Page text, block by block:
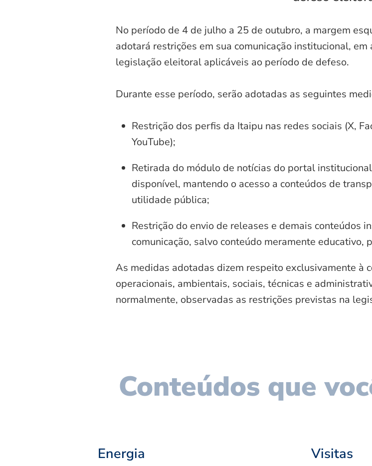
No período de 4 de julho a 25 de outubro, a margem
adotará restrições em sua comunicação institucional,
legislação eleitoral aplicáveis ao período de defeso.
Durante esse período, serão adotadas as seguintes
Restrição dos perfis da Itaipu nas redes sociais (X,
YouTube);
Retirada do módulo de notícias do portal
disponível, mantendo o acesso a conteúdos de
utilidade pública;
Restrição do envio de releases e demais conteúdos
comunicação, salvo conteúdo meramente educativo,
As medidas adotadas dizem respeito exclusivamente à
operacionais, ambientais, sociais, técnicas e
normalmente, observadas as restrições previstas na
Conteúdos que
Energia Visitas